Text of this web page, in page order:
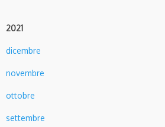
2021
dicembre
novembre
ottobre
settembre